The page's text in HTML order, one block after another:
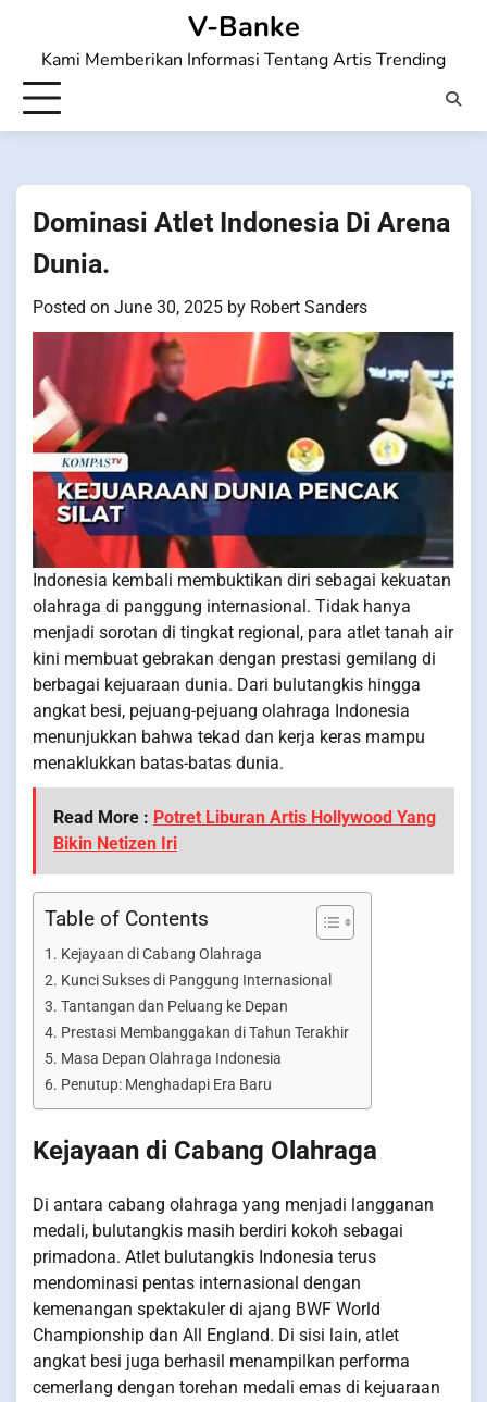
content
V-Banke
Kami Memberikan Informasi Tentang Artis Trending
Dominasi Atlet Indonesia Di Arena
Dunia.
Posted on June 30, 2025 by Robert Sanders
Indonesia kembali membuktikan diri sebagai kekuatan
olahraga di panggung internasional. Tidak hanya
menjadi sorotan di tingkat regional, para atlet tanah air
kini membuat gebrakan dengan prestasi gemilang di
berbagai kejuaraan dunia. Dari bulutangkis hingga
angkat besi, pejuang-pejuang olahraga Indonesia
menunjukkan bahwa tekad dan kerja keras mampu
menaklukkan batas-batas dunia.
Read More : Potret Liburan Artis Hollywood Yang
Bikin Netizen Iri
Table of Contents
Kejayaan di Cabang Olahraga
Kunci Sukses di Panggung Internasional
Tantangan dan Peluang ke Depan
Prestasi Membanggakan di Tahun Terakhir
Masa Depan Olahraga Indonesia
Penutup: Menghadapi Era Baru
Kejayaan di Cabang Olahraga
Di antara cabang olahraga yang menjadi langganan
medali, bulutangkis masih berdiri kokoh sebagai
primadona. Atlet bulutangkis Indonesia terus
mendominasi pentas internasional dengan
kemenangan spektakuler di ajang BWF World
Championship dan All England. Di sisi lain, atlet
angkat besi juga berhasil menampilkan performa
cemerlang dengan torehan medali emas di kejuaraan